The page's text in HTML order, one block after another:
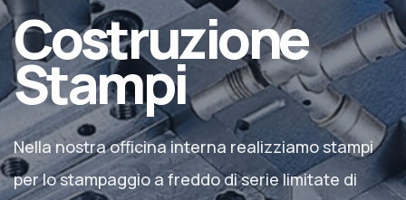
Costruzione
Stampi
Nella nostra officina interna realizziamo stampi
per lo stampaggio a freddo di serielimitate di